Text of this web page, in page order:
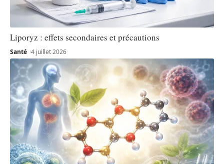
Liporyz : effets secondaires et précautions
Santé 4 juillet 2026